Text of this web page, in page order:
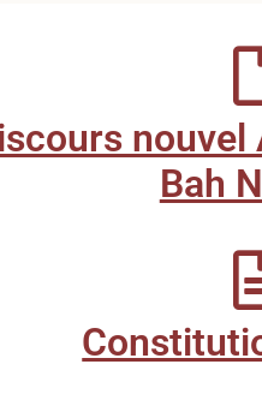
nouvel
Bah